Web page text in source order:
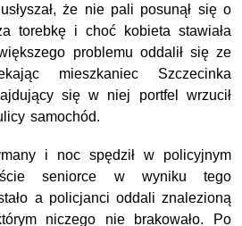
że nie pali posunął się o
torebkę i choć kobieta stawiała
problemu oddalił się ze
mieszkaniec Szczecinka
się w niej portfel wrzucił
samochód.
i noc spędził w policyjnym
seniorce w wyniku tego
a policjanci oddali znalezioną
niczego nie brakowało.
Po